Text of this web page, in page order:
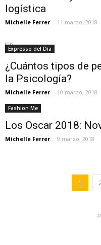
logística
Michelle Ferrer - 11 marzo, 2018
Expresso del Día
¿Cuántos tipos de
la Psicología?
Michelle Ferrer - 10 marzo, 2018
Fashion Me
Los Oscar 2018:
Michelle Ferrer - 9 marzo, 2018
1
-